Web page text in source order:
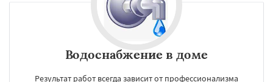
Водоснабжение в доме
Результат работ всегда зависит от профессионализма